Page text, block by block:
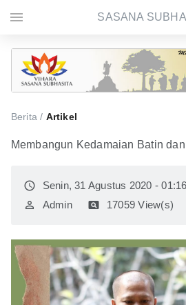
Berita / Artikel
Membangun Kedamaian Batin
access_time Senin, 31 Agustus 2020 -
perm_identity Admin pageview 17059 View(s)
menu SASANA